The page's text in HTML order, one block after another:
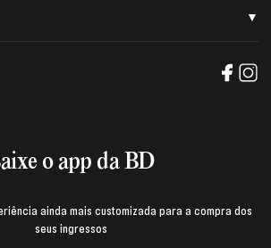
BD
o app da BD
ainda mais customizada para a compra dos
seus ingressos